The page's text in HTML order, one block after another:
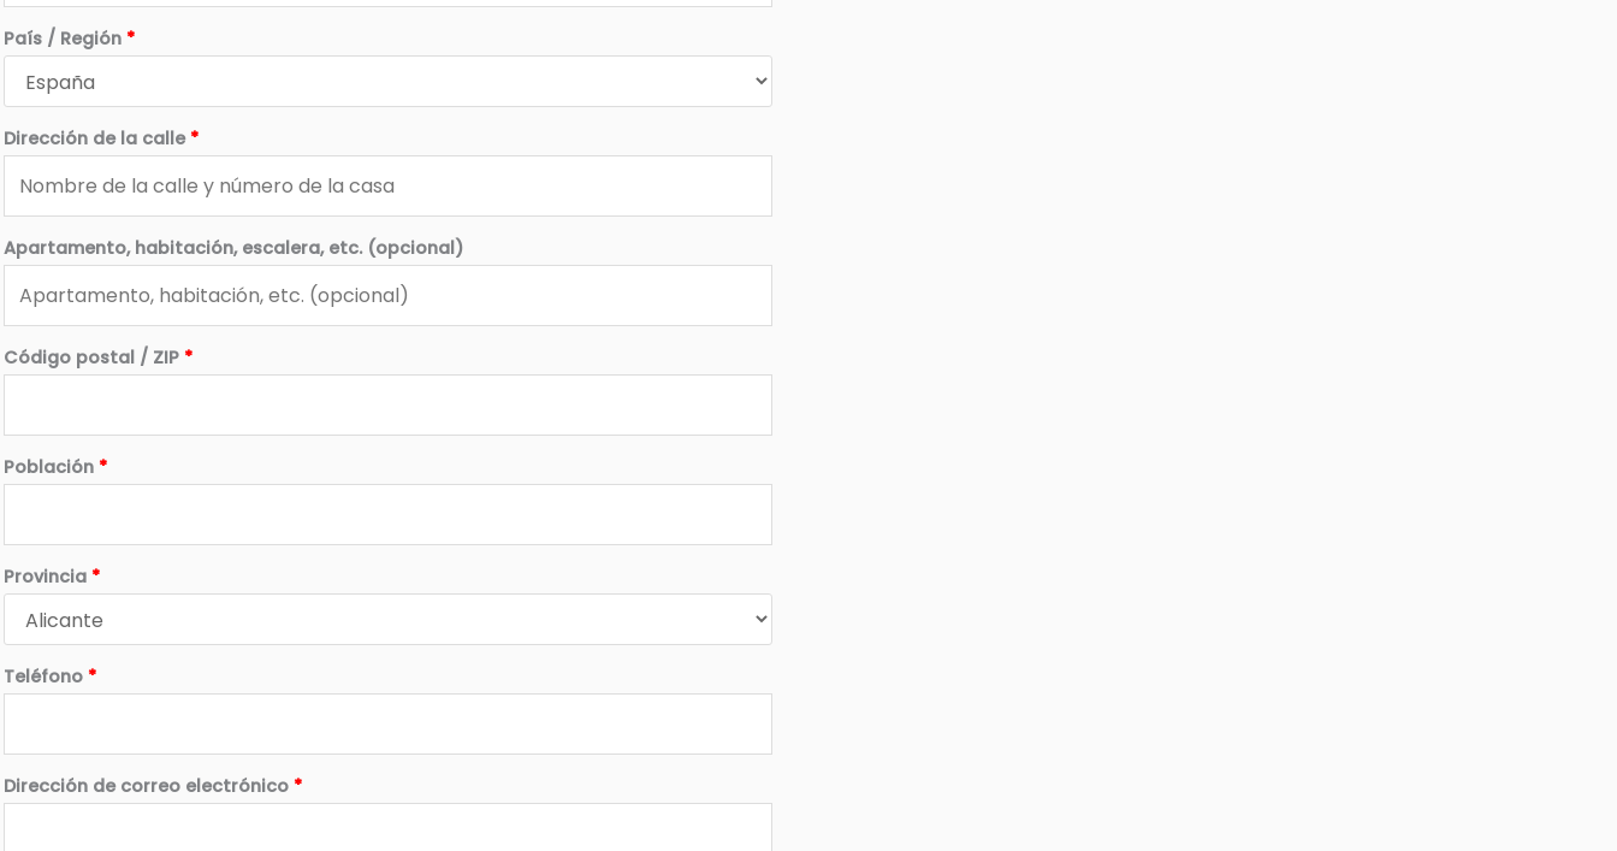
País / Región *
Dirección de la calle *
Apartamento, habitación, escalera, etc. (opcional)
Código postal / ZIP *
Población *
Provincia *
Teléfono *
Dirección de correo electrónico *